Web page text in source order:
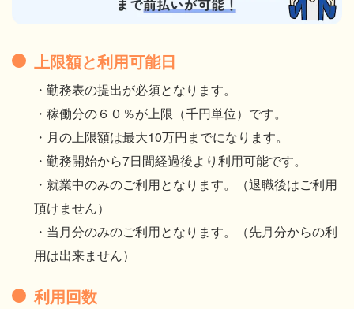
上限額と利用可能日
・勤務表の提出が必須となります。
・稼働分の６０％が上限（千円単位）です。
・月の上限額は最大10万円までになります。
・勤務開始から7日間経過後より利用可能です。
・就業中のみのご利用となります。（退職後はご利用
頂けません）
・当月分のみのご利用となります。（先月分からの利
用は出来ません）
利用回数